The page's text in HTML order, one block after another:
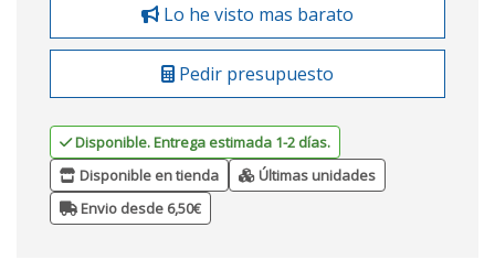
Lo he visto mas barato
Pedir presupuesto
Disponible. Entrega estimada 1-2 días.
Disponible en tienda
Últimas unidades
Envio desde 6,50€